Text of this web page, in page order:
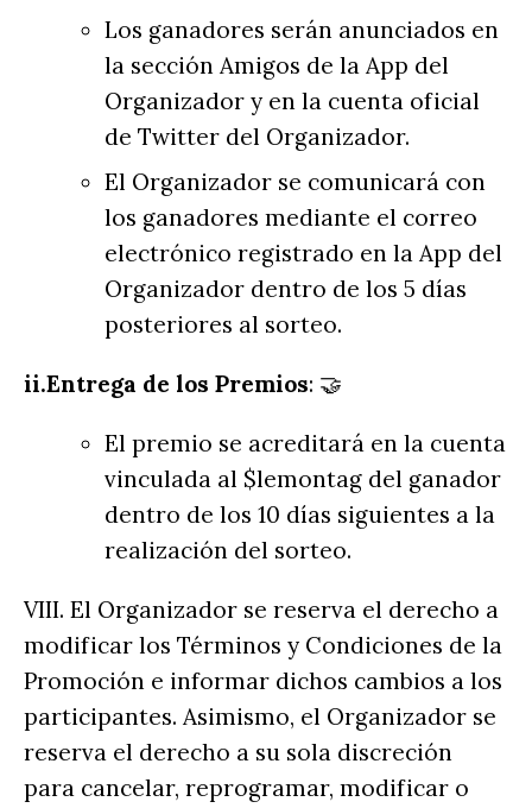
Los ganadores serán anunciados en
la sección Amigos de la App del
Organizador y en la cuenta oficial
de Twitter del Organizador.
El Organizador se comunicará con
los ganadores mediante el correo
electrónico registrado en la App del
Organizador dentro de los 5 días
posteriores al sorteo.
ii.Entrega de los Premios: 🤝
El premio se acreditará en la cuenta
vinculada al $lemontag del ganador
dentro de los 10 días siguientes a la
realización del sorteo.
VIII. El Organizador se reserva el derecho a
modificar los Términos y Condiciones de la
Promoción e informar dichos cambios a los
participantes. Asimismo, el Organizador se
reserva el derecho a su sola discreción
para cancelar, reprogramar, modificar o